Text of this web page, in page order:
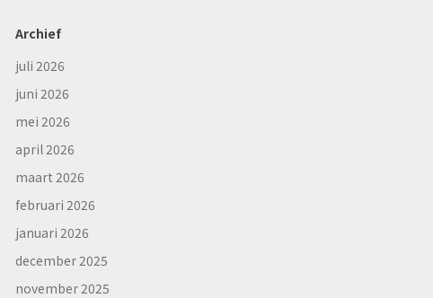
Archief
juli 2026
juni 2026
mei 2026
april 2026
maart 2026
februari 2026
januari 2026
december 2025
november 2025